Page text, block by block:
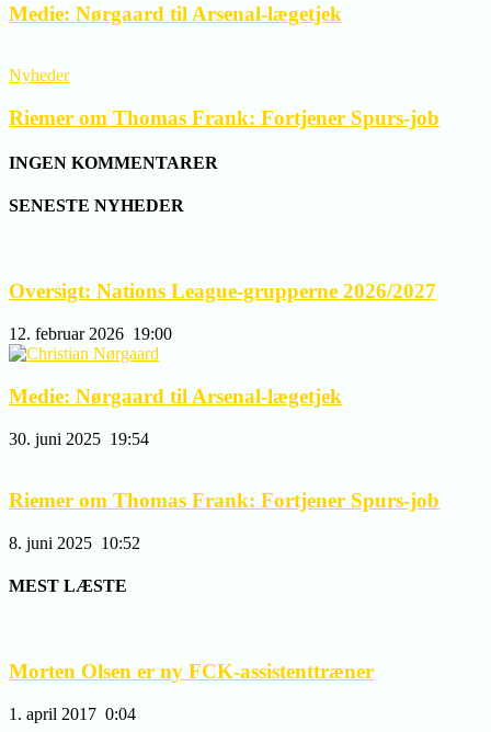
Medie: Nørgaard til Arsenal-lægetjek
Nyheder
Riemer om Thomas Frank: Fortjener Spurs-job
INGEN KOMMENTARER
SENESTE NYHEDER
Oversigt: Nations League-grupperne 2026/2027
12. februar 2026 19:00
Medie: Nørgaard til Arsenal-lægetjek
30. juni 2025 19:54
Riemer om Thomas Frank: Fortjener Spurs-job
8. juni 2025 10:52
MEST LÆSTE
Morten Olsen er ny FCK-assistenttræner
1. april 2017 0:04